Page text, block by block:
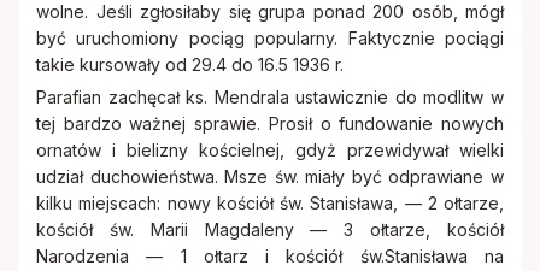
wolne. Jeśli zgłosiłaby się grupa ponad 200 osób, mógł
być uruchomiony pociąg popularny. Faktycznie pociągi
takie kursowały od 29.4 do 16.5 1936 r.
Parafian zachęcał ks. Mendrala ustawicznie do modlitw w
tej bardzo ważnej sprawie. Prosił o fundowanie nowych
ornatów i bielizny kościelnej, gdyż przewidywał wielki
udział duchowieństwa. Msze św. miały być odprawiane w
kilku miejscach: nowy kościół św. Stanisława, — 2 ołtarze,
kościół św. Marii Magdaleny — 3 ołtarze, kościół
Narodzenia — 1 ołtarz i kościół św.Stanisława na